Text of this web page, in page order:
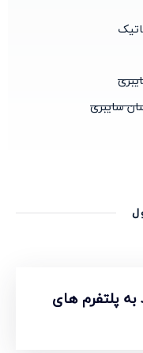
سایبری
به پلتفرم های